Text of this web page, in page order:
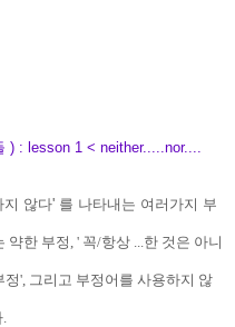
: lesson 1 < neither.....nor....
않다' 를 나타내는 여러가지 부
약한 부정, ' 꼭/항상 ...한 것은 아니
', 그리고 부정어를 사용하지 않